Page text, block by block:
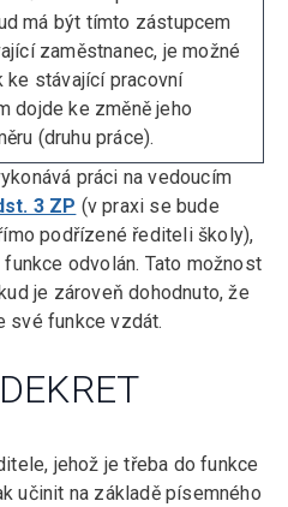
má být tímto zástupcem
zaměstnanec, je možné
ke stávající pracovní
dojde ke změně jeho
(druhu práce).
práci na vedoucím
3 ZP (v praxi se bude
podřízené řediteli školy),
odvolán. Tato možnost
je zároveň dohodnuto, že
své funkce vzdát.
jehož je třeba do funkce
učinit na základě písemného